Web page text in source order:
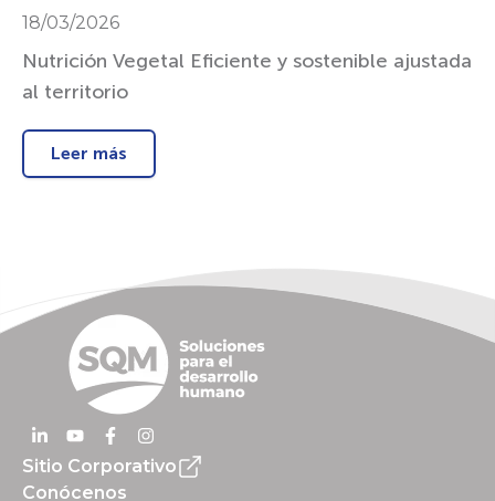
18/03/2026
Nutrición Vegetal Eficiente y sostenible ajustada
al territorio
Leer más
Sitio Corporativo
Conócenos